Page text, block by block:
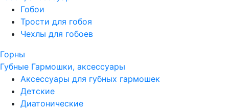
Гобои
Трости для гобоя
Чехлы для гобоев
Горны
Губные Гармошки, аксессуары
Аксессуары для губных гармошек
Детские
Диатонические